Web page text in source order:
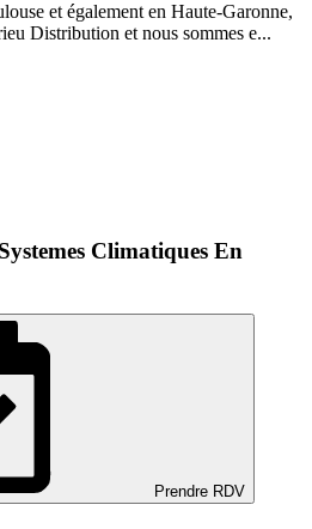
et également en Haute-Garonne,
Distribution et nous sommes e...
Climatiques En
Prendre RDV